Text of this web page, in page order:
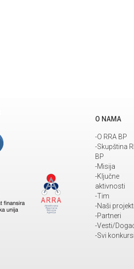
O NAMA
-O RRA BP
-Skupština
BP
-Misija
-Ključne
aktivnosti
-Tim
-Naši projekti
-Partneri
-Vesti/
-Svi konkursi